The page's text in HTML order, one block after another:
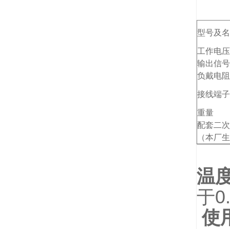
型号及
工作电压
输出信号
负戴电阻
接线端子
重量
配套二
（本厂
温
于
使